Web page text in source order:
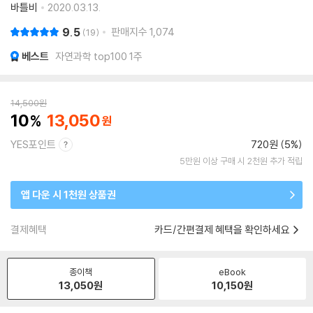
바틀비
2020.03.13.
9.5 19 판매지수 1,074
베스트 자연과학 top100 1주
14,500원
10 13,050
YES포인트 720원 (5%)
5만원 이상 구매 시 2천원 추가 적립
앱 다운 시 1천원 상품권
결제혜택 카드/간편결제 혜택을 확인하세요
종이책
13,050원
eBook
10,150원